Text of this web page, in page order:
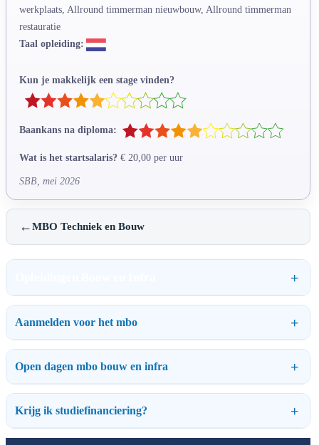
werkplaats, Allround timmerman nieuwbouw, Allround timmerman
restauratie
Taal opleiding:
Kun je makkelijk een stage vinden?
Baankans na diploma:
Wat is het startsalaris? € 20,00 per uur
SBB, mei 2026
←MBO Techniek en Bouw
Aanmelden voor het mbo
Open dagen mbo bouw en infra
Krijg ik studiefinanciering?